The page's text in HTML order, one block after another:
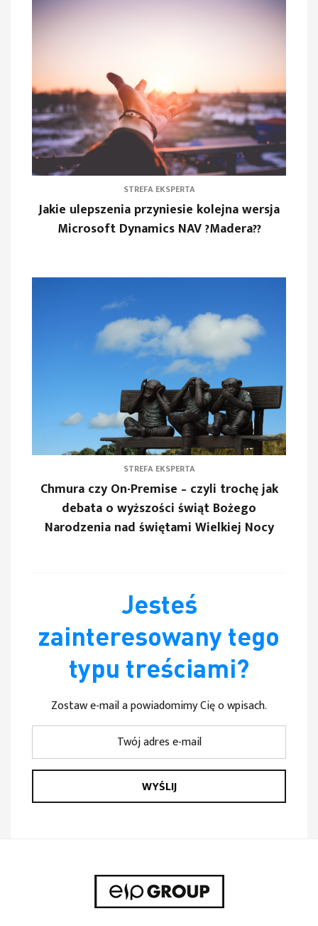
STREFA EKSPERTA
Jakie ulepszenia przyniesie kolejna wersja
Microsoft Dynamics NAV ?Madera??
STREFA EKSPERTA
Chmura czy On-Premise – czyli trochę jak
debata o wyższości świąt Bożego
Narodzenia nad świętami Wielkiej Nocy
Jesteś
zainteresowany tego
typu treściami?
Zostaw e-mail a powiadomimy Cię o wpisach.
WYŚLIJ